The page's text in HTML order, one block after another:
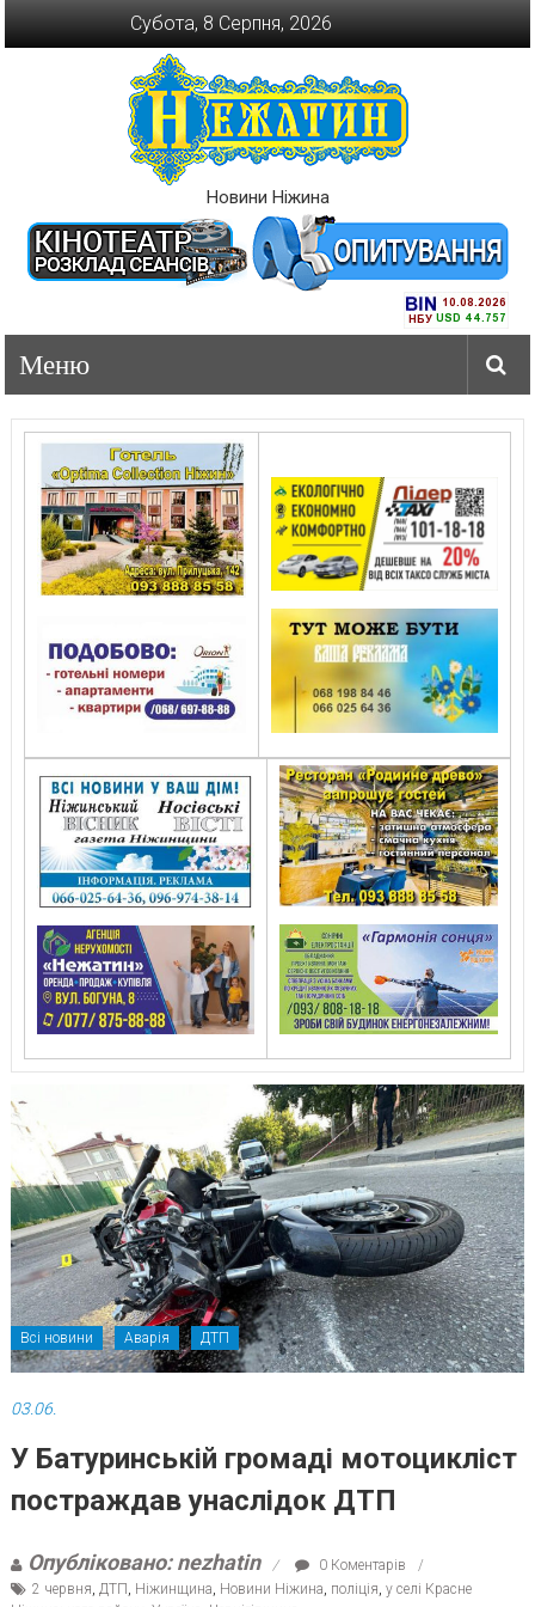
Субота, 8 Серпня, 2026
Новини Ніжина
Всі новини Аварія ДТП
03.06.
У Батуринській громаді мотоцикліст
постраждав унаслідок ДТП
Опубліковано: nezhatin
0 Коментарів
2 червня ДТП Ніжинщина Новини Ніжина поліція у селі Красне